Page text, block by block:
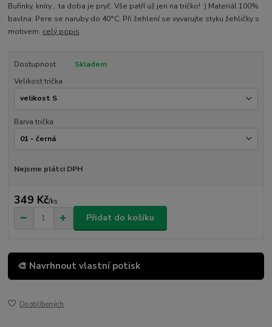
Buřinky, kníry... ta doba je pryč. Vše patří už jen na tričko! :) Materiál 100%
bavlna. Pere se naruby do 40°C. Při žehlení se vyvarujte styku žehličky s
motivem. celý popis
Dostupnost
Skladem
Velikost trička
Barva trička
Nejsme plátci DPH
349 Kč/ks
Přidat do košíku
🎨 Navrhnout vlastní potisk
Do oblíbených